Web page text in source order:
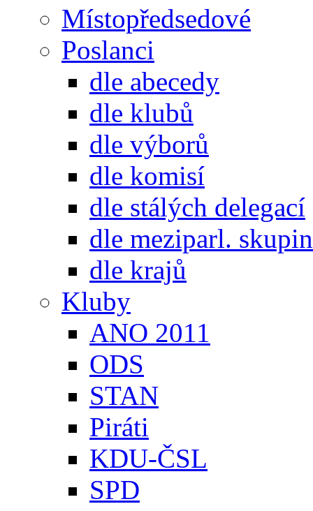
Místopředsedové
Poslanci
dle abecedy
dle klubů
dle výborů
dle komisí
dle stálých delegací
dle meziparl. skupin
dle krajů
Kluby
ANO 2011
ODS
STAN
Piráti
KDU-ČSL
SPD